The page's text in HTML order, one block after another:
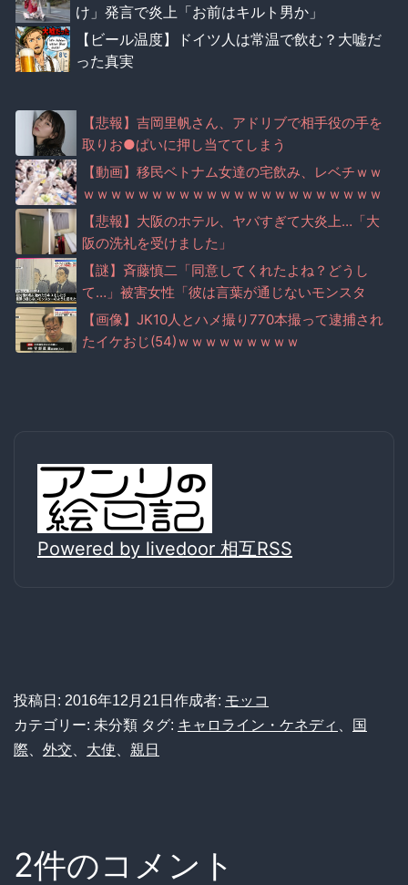
け」発言で炎上「お前はキルト男か」
【ビール温度】ドイツ人は常温で飲む？大嘘だ
った真実
【悲報】吉岡里帆さん、アドリブで相手役の手を
取りお●ぱいに押し当ててしまう
【動画】移民ベトナム女達の宅飲み、レベチｗｗ
ｗｗｗｗｗｗｗｗｗｗｗｗｗｗｗｗｗｗｗｗｗｗ
【悲報】大阪のホテル、ヤバすぎて大炎上…「大
阪の洗礼を受けました」
【謎】斉藤慎二「同意してくれたよね？どうし
て…」被害女性「彼は言葉が通じないモンスタ
ー」
【画像】JK10人とハメ撮り770本撮って逮捕され
たイケおじ(54)ｗｗｗｗｗｗｗｗｗ
Powered by livedoor 相互RSS
投稿日: 2016年12月21日 作成者: モッコ
カテゴリー: 未分類 タグ: キャロライン・ケネディ
国
際
外交 大使 親日
2件のコメント